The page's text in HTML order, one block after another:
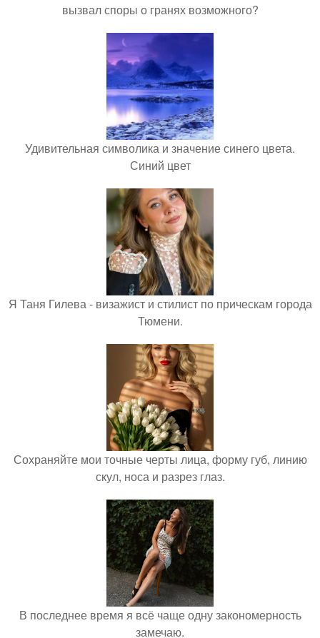
вызвал споры о гранях возможного?
Удивительная символика и значение синего цвета.
Синий цвет
Я Таня Гилева - визажист и стилист по прическам города
Тюмени.
Сохраняйте мои точные черты лица, форму губ, линию
скул, носа и разрез глаз.
В последнее время я всё чаще одну закономерность
замечаю.